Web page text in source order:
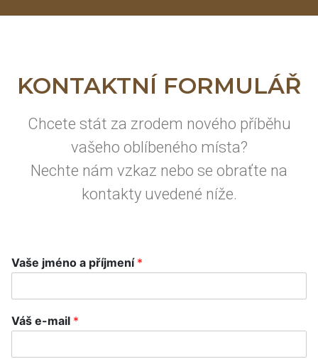
KONTAKTNÍ FORMULÁŘ
Chcete stát za zrodem nového příběhu
vašeho oblíbeného místa?
Nechte nám vzkaz nebo se obraťte na
kontakty uvedené níže.
Vaše jméno a příjmení *
Váš e-mail *